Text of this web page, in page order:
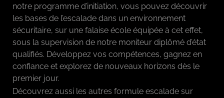
notre programme d’initiation, vous pouvez découvrir
les bases de l’escalade dans un environnement
sécuritaire, sur une falaise école équipée à cet effet,
sous la supervision de notre moniteur diplômé d’état
qualifiés. Développez vos compétences, gagnez en
confiance et explorez de nouveaux horizons dès le
premier jour.
Découvrez aussi les autres formule escalade sur